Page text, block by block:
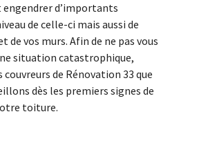
d’importants
de celle-ci mais aussi de
de vos murs. Afin de ne pas vous
situation catastrophique,
couvreurs de Rénovation 33 que
dès les premiers signes de
toiture.